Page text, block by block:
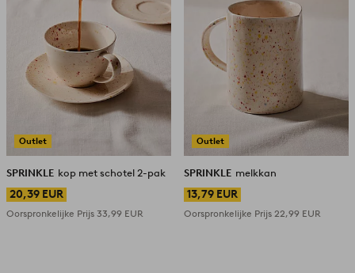
Outlet
SPRINKLE kop met schotel 2-pak
20,39 EUR
Oorspronkelijke Prijs 33,99 EUR
Outlet
SPRINKLE melkkan
13,79 EUR
Oorspronkelijke Prijs 22,99 EUR